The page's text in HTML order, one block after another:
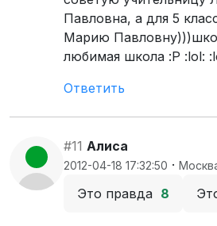
Павловна, а для 5
Марию
любимая школа :P :lol:
Ответить
#11 Алиса
2012-04-18 17:32:50 ·
Это правда 8